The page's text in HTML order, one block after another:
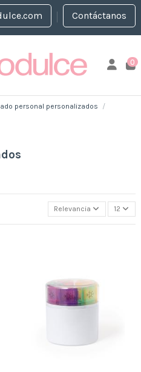
Contáctanos
0
personal personalizados
Relevancia 12